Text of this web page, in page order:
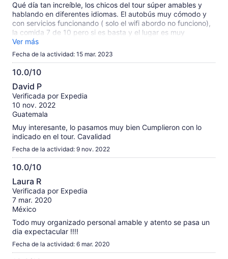
Qué día tan increíble, los chicos del tour súper amables y
hablando en diferentes idiomas. El autobús muy cómodo y
con servicios funcionando ( solo el wifi abordo no funciono),
la comida 7 de 10 pero si es basta y el lugar es muy
agradable. Los lugares que visitas son de ensueño. No
duden en apartar su lugar y como extra paguen el que les
Ver más
Fecha de la actividad: 15 mar. 2023
10.0/10
10.0
de
10
David P
Verificada por Expedia
10 nov. 2022
Guatemala
Muy interesante, lo pasamos muy bien Cumplieron con lo
indicado en el tour. Cavalidad
Fecha de la actividad: 9 nov. 2022
10.0/10
10.0
de
10
Laura R
Verificada por Expedia
7 mar. 2020
México
Todo muy organizado personal amable y atento se pasa un
dia expectacular !!!!
Fecha de la actividad: 6 mar. 2020